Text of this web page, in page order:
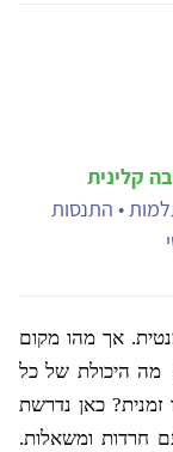
• התנסות
אך מהו מקום
מה היכולת של כל
זמנית? כאן נדרשת
חרדות ומשאלות.